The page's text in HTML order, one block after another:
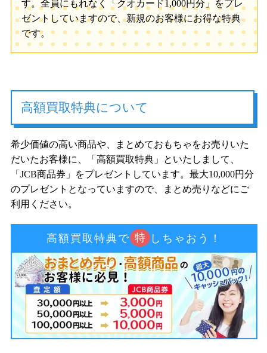
す。全員にもれなく「クオカード1,000円分」をプレ
ゼントしていますので、新規のお客様にお得な特典
です。
高額買取特典について
希少価値の高い商品や、まとめておもちゃをお売りいた
だいたお客様に、「高額買取特典」といたしまして、
「JCB商品券」をプレゼントしています。最大10,000円分
のプレゼントとなっていますので、まとめ売りなどにご
利用ください。
高額買取特典で 特 しちゃおう！